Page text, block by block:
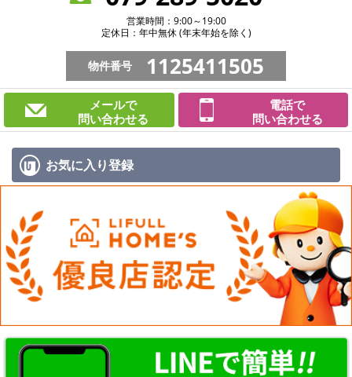
営業時間：9:00～19:00
定休日：年中無休 (年末年始を除く)
物件番号 1125411505
メールで
問い合わせる
電話で
問い合わせる
お気に入り登録